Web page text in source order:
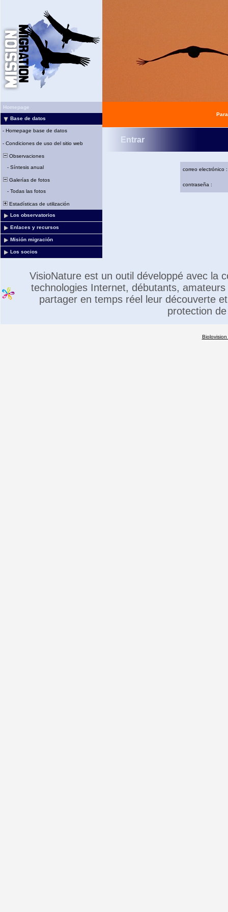
Homepage
Base de datos
- Homepage base de datos
- Condiciones de uso del sitio web
Observaciones
- Síntesis anual
Galerías de fotos
- Todas las fotos
Estadísticas de utilización
Los observatorios
Enlaces y recursos
Misión migración
Los socios
Entrar
correo electrónico :
contraseña :
VisioNature est un outil développé avec la
technologies Internet, débutants,
partager en temps réel leur découverte
protection
Biolovision